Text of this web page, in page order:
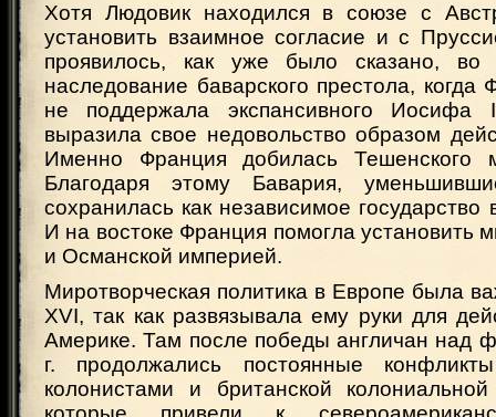
Хотя Людовик находился в союзе с
установить взаимное согласие и с
проявилось, как уже было сказано,
наследование баварского престола, когда
не поддержала экспансивного
выразила свое недовольство образом
Именно Франция добилась Тешенского
Благодаря этому Бавария,
сохранилась как независимое
И на востоке Франция помогла установить
и Османской империей.
Миротворческая политика в Европе была
XVI, так как развязывала ему руки для
Америке. Там после победы англичан над
г. продолжались постоянные
колонистами и британской